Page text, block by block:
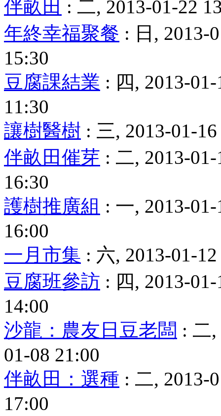
伴畝田 : 二, 2013-01-22
年終幸福聚餐 : 日, 2013-
15:30
豆腐課結業 : 四, 2013-
11:30
讓樹醫樹 : 三, 2013-01-
伴畝田催芽 : 二, 2013-
16:30
護樹推廣組 : 一, 2013-
16:00
一月市集 : 六, 2013-01-
豆腐班參訪 : 四, 2013-
14:00
沙龍：農友日豆老闆 : 二
01-08 21:00
伴畝田：選種 : 二, 2013-
17:00